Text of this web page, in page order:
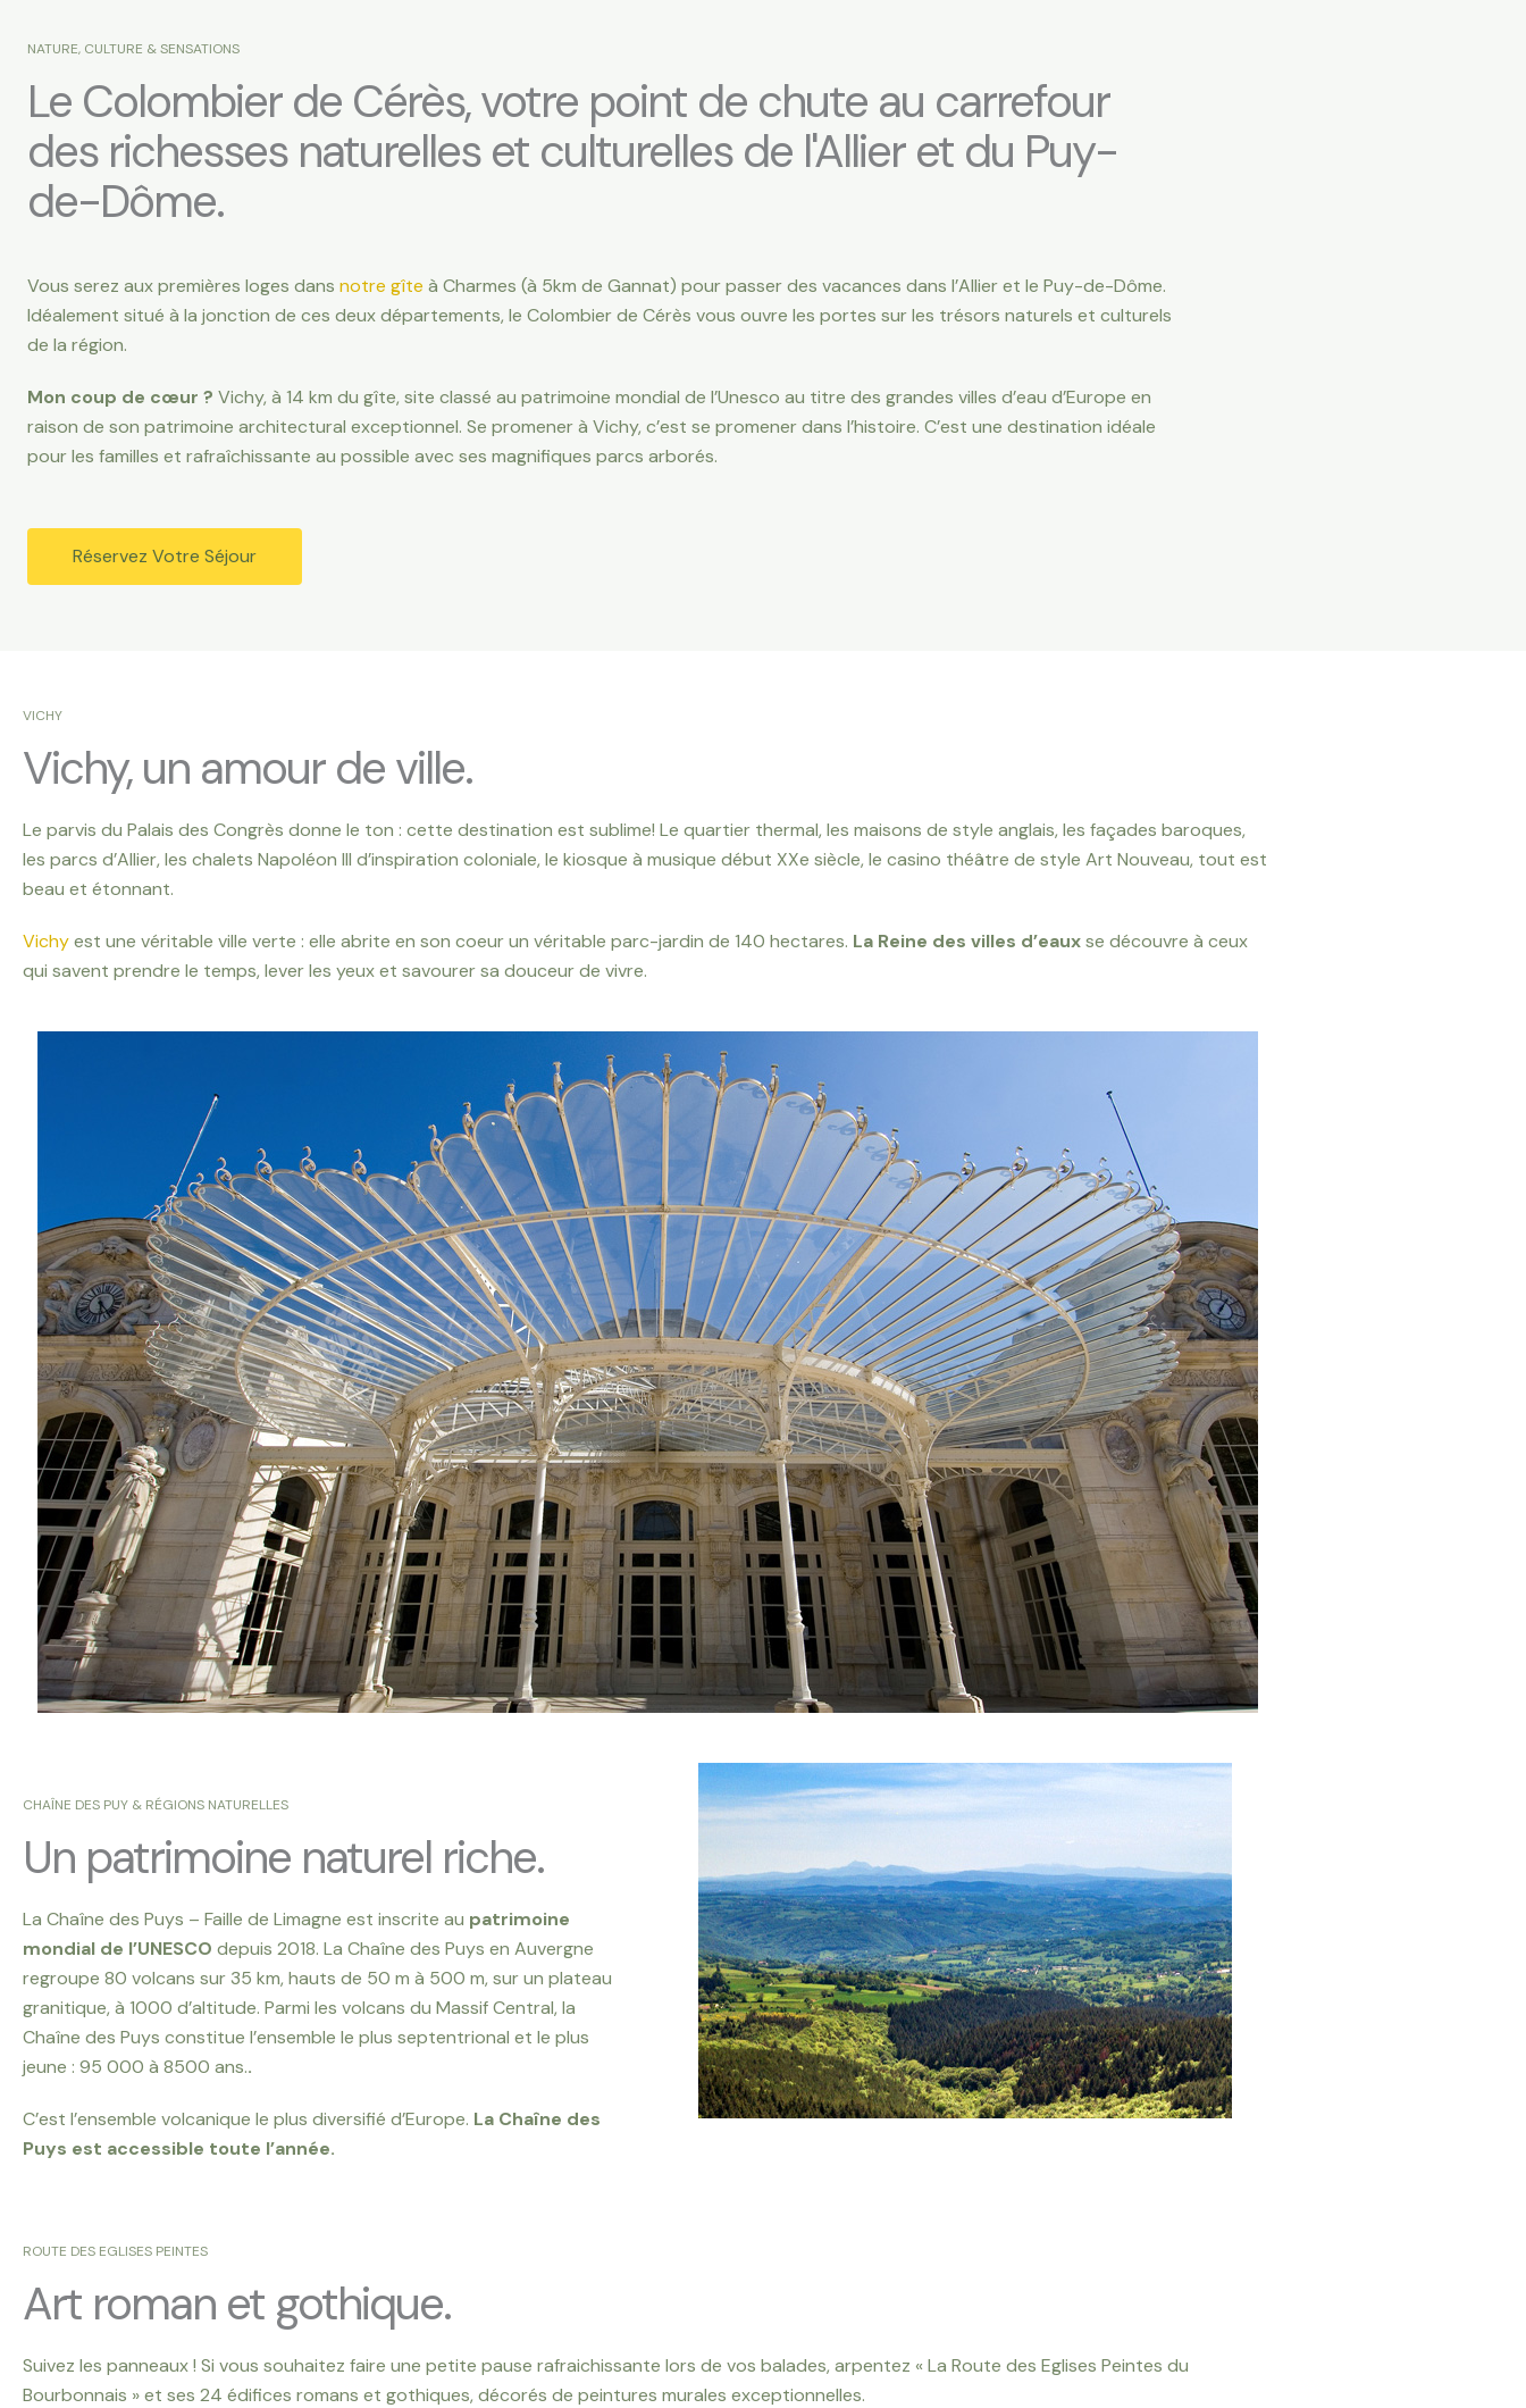
NATURE, CULTURE & SENSATIONS
Le Colombier de Cérès, votre point de chute au carrefour
des richesses naturelles et culturelles de l'Allier et du Puy-
de-Dôme.
Vous serez aux premières loges dans notre gîte à Charmes (à 5km de Gannat) pour passer des vacances dans l’Allier et le Puy-de-Dôme.
Idéalement situé à la jonction de ces deux départements, le Colombier de Cérès vous ouvre les portes sur les trésors naturels et culturels
de la région.
Mon coup de cœur ? Vichy, à 14 km du gîte, site classé au patrimoine mondial de l’Unesco au titre des grandes villes d’eau d’Europe en
raison de son patrimoine architectural exceptionnel. Se promener à Vichy, c’est se promener dans l’histoire. C’est une destination idéale
pour les familles et rafraîchissante au possible avec ses magnifiques parcs arborés.
Réservez Votre Séjour
VICHY
Vichy, un amour de ville.
Le parvis du Palais des Congrès donne le ton : cette destination est sublime! Le quartier thermal, les maisons de style anglais, les façades baroques,
les parcs d’Allier, les chalets Napoléon III d’inspiration coloniale, le kiosque à musique début XXe siècle, le casino théâtre de style Art Nouveau, tout est
beau et étonnant.
Vichyest une véritable ville verte : elle abrite en son coeur un véritable parc-jardin de 140 hectares. La Reine des villes d’eauxse découvre à ceux
qui savent prendre le temps, lever les yeux et savourer sa douceur de vivre.
CHAÎNE DES PUY & RÉGIONS NATURELLES
Un patrimoine naturel riche.
La Chaîne des Puys – Faille de Limagne est inscrite au patrimoine
mondial de l’UNESCO depuis 2018. La Chaîne des Puys en Auvergne
regroupe 80 volcans sur 35 km, hauts de 50 m à 500 m, sur un plateau
granitique, à 1000 d’altitude. Parmi les volcans du Massif Central, la
Chaîne des Puys constitue l’ensemble le plus septentrional et le plus
jeune : 95 000 à 8500 ans..
C’est l’ensemble volcanique le plus diversifié d’Europe. La Chaîne des
Puys est accessible toute l’année.
ROUTE DES EGLISES PEINTES
Art roman et gothique.
Suivez les panneaux ! Si vous souhaitez faire une petite pause rafraichissante lors de vos balades, arpentez « La Route des Eglises Peintes du
Bourbonnais » et ses 24 édifices romans et gothiques, décorés de peintures murales exceptionnelles.